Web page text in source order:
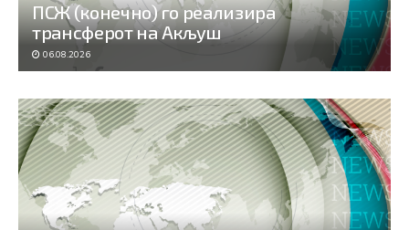
ПСЖ (конечно) го реализира
трансферот на Акљуш
06.08.2026